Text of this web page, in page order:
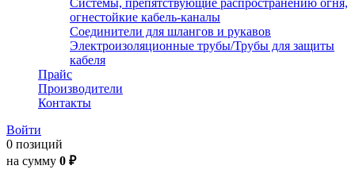
Системы, препятствующие распространению огня,
огнестойкие кабель-каналы
Соединители для шлангов и рукавов
Электроизоляционные трубы/Трубы для защиты
кабеля
Прайс
Производители
Контакты
Войти
0 позиций
на сумму 0 ₽